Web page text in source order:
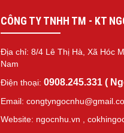
CÔNG TY TNHH TM - KT
Địa chỉ: 8/4 Lê Thị Hà, Xã Hóc
Nam
Điện thoại: 0908.245.331 (
Email:
Website: ngocnhu.vn